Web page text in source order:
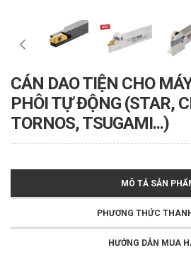
CÁN DAO TIỆN CHO
PHÔI TỰ ĐỘNG (STAR,
TORNOS, TSUGAMI...)
MÔ TẢ SẢN
PHƯƠNG THỨC
HƯỚNG DẪN MUA